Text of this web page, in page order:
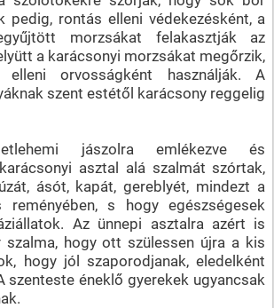
pedig, rontás elleni védekezésként, a
morzsákat felakasztják az
a karácsonyi morzsákat megőrzik,
elleni orvosságként használják. A
szent estétől karácsony reggelig
jászolra emlékezve és
asztal alá szalmát szórtak,
ásót, kapát, gereblyét, mindezt a
reményében, s hogy egészségesek
Az ünnepi asztalra azért is
szalma, hogy ott szülessen újra a kis
hogy jól szaporodjanak, eledelként
szenteste éneklő gyerekek ugyancsak